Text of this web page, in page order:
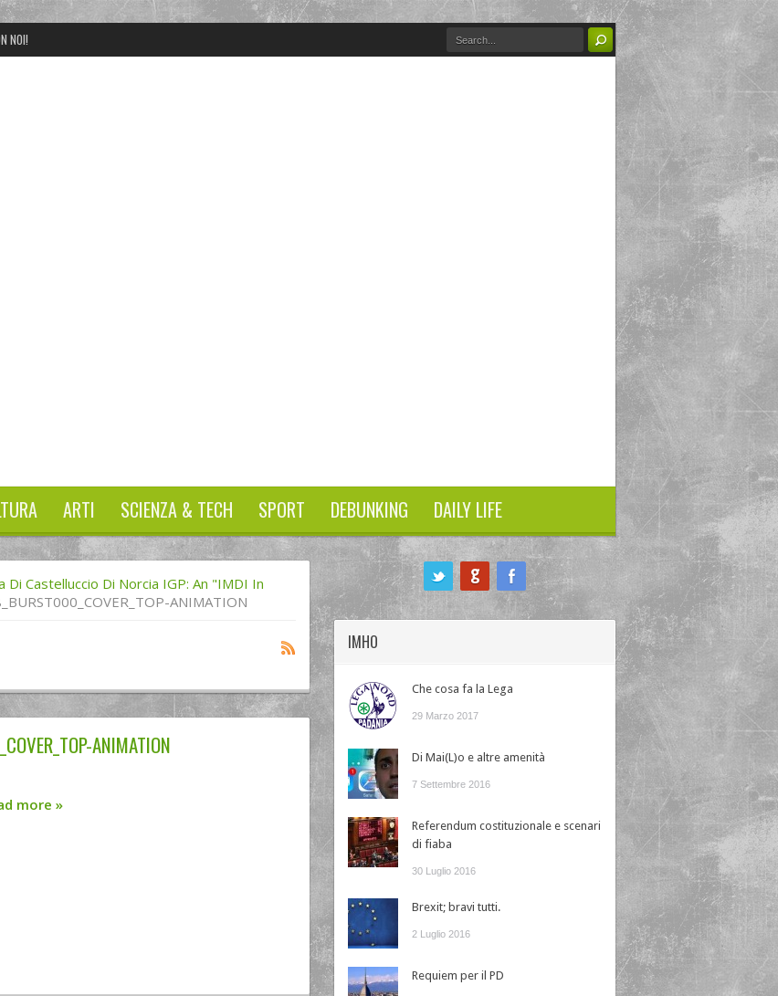
NOI!
ARTI SCIENZA & TECH SPORT DEBUNKING DAILY LIFE
Di Castelluccio Di Norcia IGP: An "IMDI In
ANIMATION
ANIMATION
more »
IMHO
Che cosa fa la Lega
29 Marzo 2017
Di Mai(L)o e altre amenità
7 Settembre 2016
Referendum costituzionale e scenari
di fiaba
30 Luglio 2016
Brexit; bravi tutti.
2 Luglio 2016
Requiem per il PD